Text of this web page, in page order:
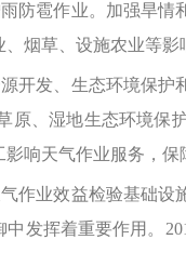
雹作业。加强旱情
烟草、设施农业等影
发、生态环境保护
原、湿地生态环境保
响天气作业服务，保
业效益检验基础设
发挥着重要作用。